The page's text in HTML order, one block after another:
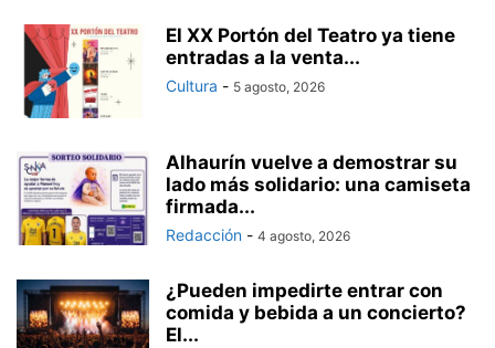
El XX Portón del Teatro ya tiene
entradas a la venta...
Cultura - 5 agosto, 2026
Alhaurín vuelve a demostrar su
lado más solidario: una camiseta
firmada...
Redacción - 4 agosto, 2026
¿Pueden impedirte entrar con
comida y bebida a un concierto?
El...